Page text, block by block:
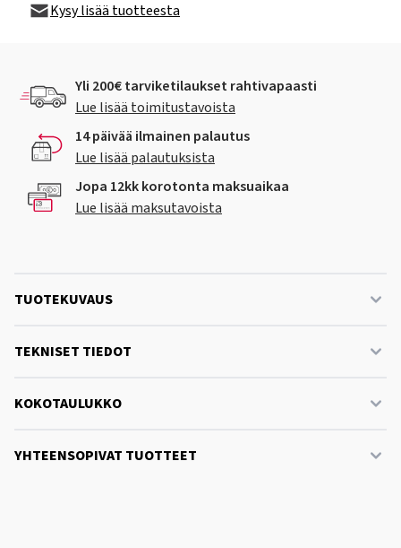
Kysy lisää tuotteesta
Yli 200€ tarviketilaukset rahtivapaasti
Lue lisää toimitustavoista
14 päivää ilmainen palautus
Lue lisää palautuksista
Jopa 12kk korotonta maksuaikaa
Lue lisää maksutavoista
TUOTEKUVAUS
TEKNISET TIEDOT
KOKOTAULUKKO
YHTEENSOPIVAT TUOTTEET